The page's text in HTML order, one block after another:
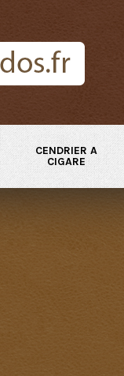
CENDRIER A
CIGARE